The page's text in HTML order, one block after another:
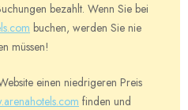
bezahlt. Wenn Sie bei
buchen, werden Sie nie
müssen!
einen niedrigeren Preis
finden und